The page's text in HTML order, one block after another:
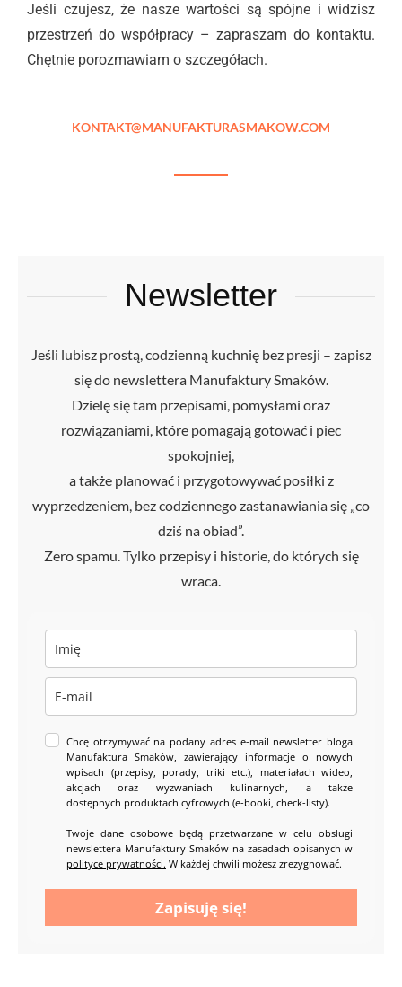
Jeśli czujesz, że nasze wartości są spójne i widzisz
przestrzeń do współpracy – zapraszam do kontaktu.
Chętnie porozmawiam o szczegółach.
KONTAKT@MANUFAKTURASMAKOW.COM
Newsletter
Jeśli lubisz prostą, codzienną kuchnię bez presji – zapisz
się do newslettera Manufaktury Smaków.
Dzielę się tam przepisami, pomysłami oraz
rozwiązaniami, które pomagają gotować i piec
spokojniej,
a także planować i przygotowywać posiłki z
wyprzedzeniem, bez codziennego zastanawiania się „co
dziś na obiad”.
Zero spamu. Tylko przepisy i historie, do których się
wraca.
Chcę otrzymywać na podany adres e-mail newsletter bloga
Manufaktura Smaków, zawierający informacje o nowych
wpisach (przepisy, porady, triki etc.), materiałach wideo,
akcjach oraz wyzwaniach kulinarnych, a także
dostępnych produktach cyfrowych (e-booki, check-listy).
Twoje dane osobowe będą przetwarzane w celu obsługi
newslettera Manufaktury Smaków na zasadach opisanych w
polityce prywatności. W każdej chwili możesz zrezygnować.
Zapisuję się!